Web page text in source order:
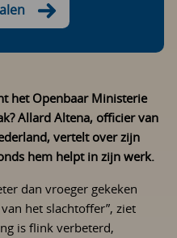
het Openbaar Ministerie
Allard Altena, officier van
vertelt over zijn
hem helpt in zijn werk.
dan vroeger gekeken
het slachtoffer”, ziet
is flink verbeterd,